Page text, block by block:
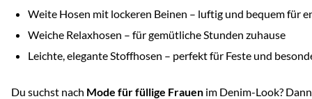
Weite Hosen mit lockeren Beinen – luftig und bequem für
Weiche Relaxhosen – für gemütliche Stunden zuhause
Leichte, elegante Stoffhosen – perfekt für Feste und
Du suchst nach Mode für füllige Frauen im Denim-Look?